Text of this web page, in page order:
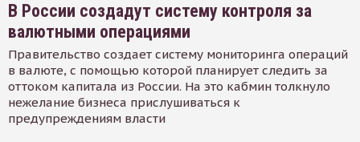
В России создадут систему контроля за
валютными операциями
Правительство создает систему мониторинга операций
в валюте, с помощью которой планирует следить за
оттоком капитала из России. На это кабмин толкнуло
нежелание бизнеса прислушиваться к
предупреждениям власти